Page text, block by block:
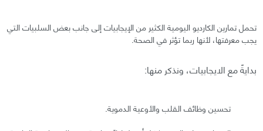
تحمل تمارين الكارديو اليومية الكثير من الإيجابيات إلى جانب بعض السلبيات التي
يجب معرفتها، لأنها ربما تؤثر في الصحة.
بدايةً مع الايجابيات، ونذكر منها:
تحسين وظائف القلب والأوعية الدموية.